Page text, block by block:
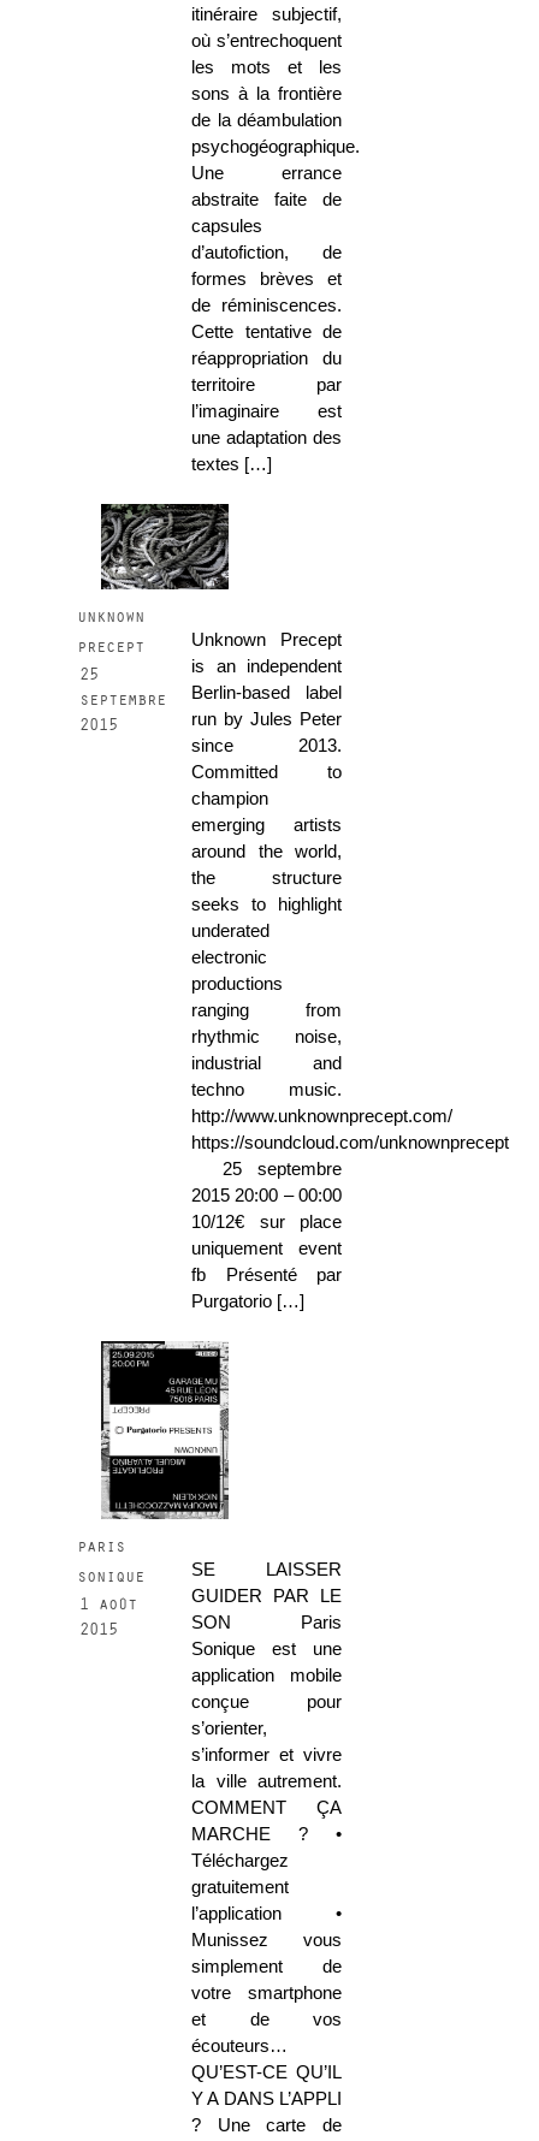
itinéraire subjectif,
où s’entrechoquent
les mots et les
sons à la frontière
de la déambulation
psychogéographique.
Une errance
abstraite faite de
capsules
d’autofiction, de
formes brèves et
de réminiscences.
Cette tentative de
réappropriation du
territoire par
l’imaginaire est
une adaptation des
textes […]
unknown
precept
25
septembre
2015
Unknown Precept
is an independent
Berlin-based label
run by Jules Peter
since 2013.
Committed to
champion
emerging artists
around the world,
the structure
seeks to highlight
underated
electronic
productions
ranging from
rhythmic noise,
industrial and
techno music.
http://www.unknownprecept.com/
https://soundcloud.com/unknownprecept
25 septembre
2015 20:00 – 00:00
10/12€ sur place
uniquement event
fb Présenté par
Purgatorio […]
paris
sonique
1 août
2015
SE LAISSER
GUIDER PAR LE
SON Paris
Sonique est une
application mobile
conçue pour
s’orienter,
s’informer et vivre
la ville autrement.
COMMENT ÇA
MARCHE ? •
Téléchargez
gratuitement
l’application •
Munissez vous
simplement de
votre smartphone
et de vos
écouteurs…
QU’EST-CE QU’IL
Y A DANS L’APPLI
? Une carte de